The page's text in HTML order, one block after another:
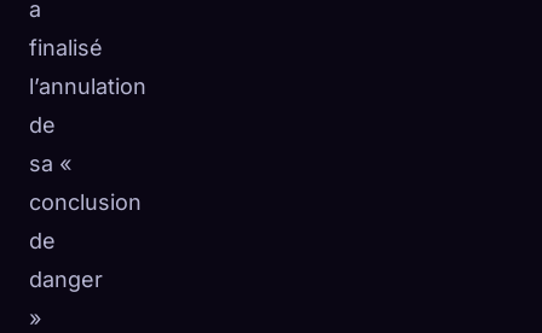
a
finalisé
l’annulation
de
sa «
conclusion
de
danger
»